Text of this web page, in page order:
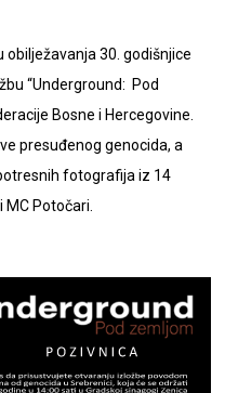
obilježavanja 30. godišnjice
“Underground: Pod
Bosne i Hercegovine.
presuđenog genocida, a
fotografija iz 14
Potočari.